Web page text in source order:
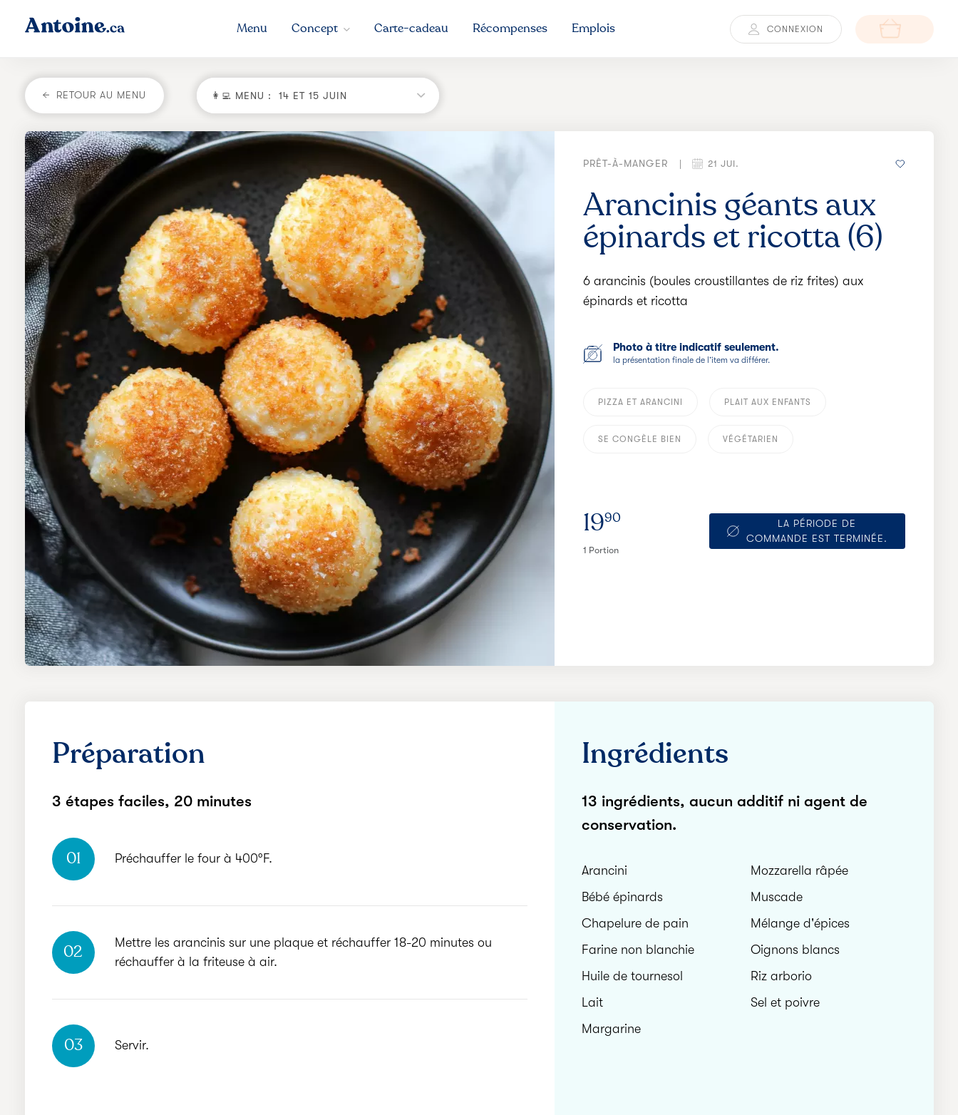
Menu Concept Carte-cadeau Récompenses Emplois CONNEXION
RETOUR AU MENU 👩‍💻 MENU : 14 ET 15 JUIN
PRÊT-À-MANGER | 21 JUI.
Arancinis géants aux
épinards et ricotta (6)
6 arancinis (boules croustillantes de riz frites) aux
épinards et ricotta
Photo à titre indicatif seulement.
la présentation finale de l’item va différer.
PIZZA ET ARANCINI PLAIT AUX ENFANTS
SE CONGÈLE BIEN VÉGÉTARIEN
1990
1 Portion
LA PÉRIODE DE
COMMANDE EST TERMINÉE.
Préparation
3 étapes faciles, 20 minutes
01 Préchauffer le four à 400°F.
02
Mettre les arancinis sur une plaque et réchauffer 18-20 minutes ou
réchauffer à la friteuse à air.
03 Servir.
Ingrédients
13 ingrédients, aucun additif ni agent de
conservation.
Arancini
Bébé épinards
Chapelure de pain
Farine non blanchie
Huile de tournesol
Lait
Margarine
Mozzarella râpée
Muscade
Mélange d'épices
Oignons blancs
Riz arborio
Sel et poivre